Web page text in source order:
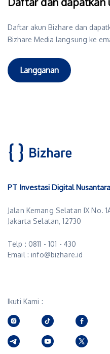
Daftar akun Bizhare dan
Bizhare Media langsung ke
Langganan
PT Investasi Digital Nusantara
Jalan Kemang Selatan IX No.
Jakarta Selatan, 12730
Telp : 0811 - 101 - 430
Email : info@bizhare.id
Ikuti Kami :